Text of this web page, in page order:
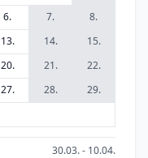
6. 7.
8.
13. 14.
15.
20. 21.
22.
27. 28.
29.
30.03. - 10.04.